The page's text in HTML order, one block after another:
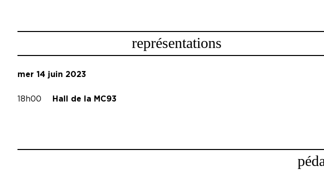
Baptiste Perais, Théo Pham et Kostia Tourjansky-Goffi
Et les circassiens de l’Académie Fratellini
Tom Bayard, Louis Chardain, Rayen Hernandez Mora,
représentations
mer 14 juin 2023
18h00 Hall de la MC93